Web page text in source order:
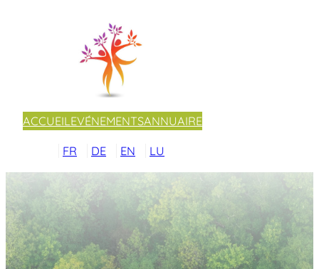
ACCUEILEVÉNEMENTSANNUAIRE
FR DE EN LU